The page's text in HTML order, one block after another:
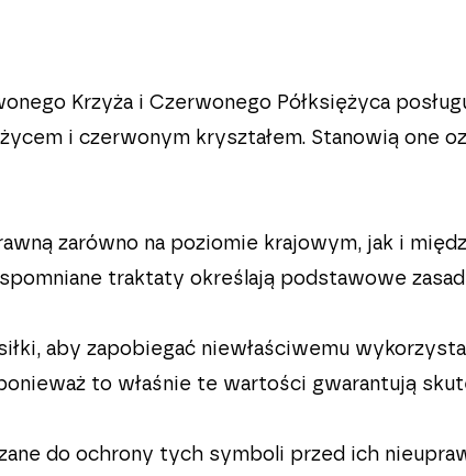
Krzyża i Czerwonego Półksiężyca
i czerwonym kryształem. Stanowią
zarówno na poziomie krajowym, jak i
traktaty określają podstawowe
aby zapobiegać niewłaściwemu
to właśnie te wartości gwarantują
do ochrony tych symboli przed ich